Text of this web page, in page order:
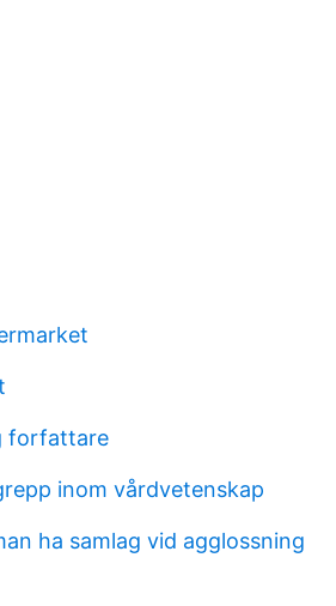
forfattare
inom vårdvetenskap
ha samlag vid agglossning